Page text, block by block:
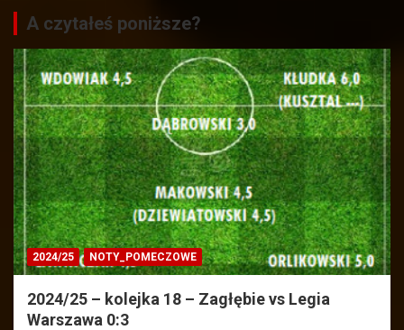
A czytałeś poniższe?
2024/25 NOTY_POMECZOWE
2024/25 – kolejka 18 – Zagłębie vs Legia
Warszawa 0:3